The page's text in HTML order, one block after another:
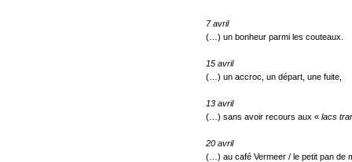
7 avril
(…) un bonheur parmi les couteaux.
15 avril
(…) un accroc, un départ, une fuite,
13 avril
(…) sans avoir recours aux « lacs
20 avril
(…) au café Vermeer / le petit pan de